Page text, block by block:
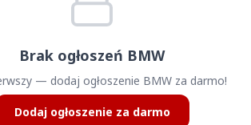
Brak ogłoszeń BMW
— dodaj ogłoszenie BMW za darmo!
Dodaj ogłoszenie za darmo